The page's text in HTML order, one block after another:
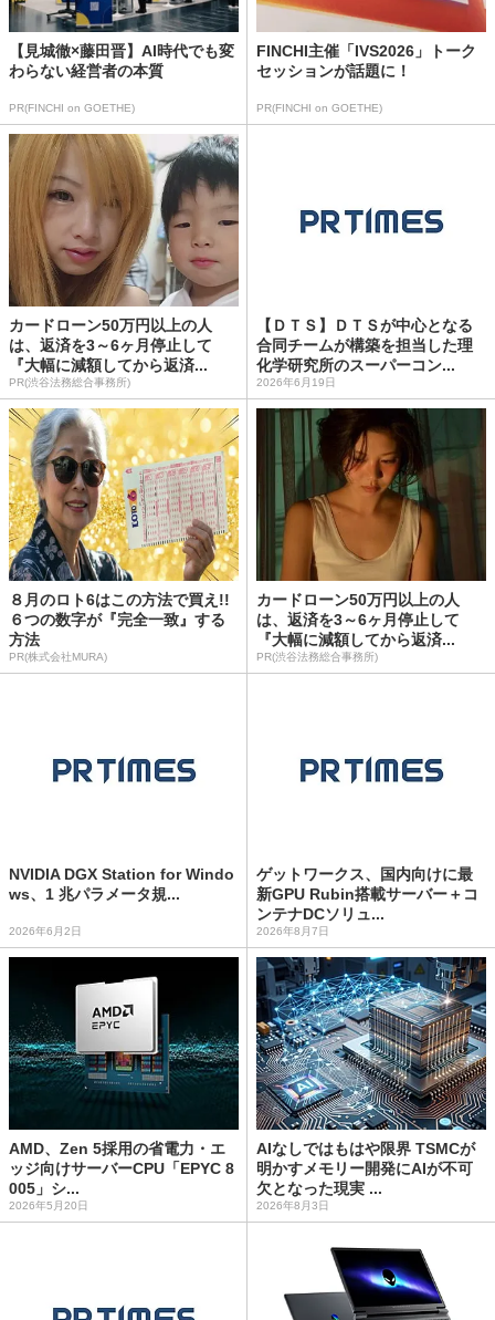
【見城徹×藤田晋】AI時代でも変
わらない経営者の本質
PR(FINCHI on GOETHE)
FINCHI主催「IVS2026」トーク
セッションが話題に！
PR(FINCHI on GOETHE)
カードローン50万円以上の人
は、返済を3～6ヶ月停止して
『大幅に減額してから返済...
PR(渋谷法務総合事務所)
【ＤＴＳ】ＤＴＳが中心となる
合同チームが構築を担当した理
化学研究所のスーパーコン...
2026年6月19日
８月のロト6はこの方法で買え!!
６つの数字が『完全一致』する
方法
PR(株式会社MURA)
カードローン50万円以上の人
は、返済を3～6ヶ月停止して
『大幅に減額してから返済...
PR(渋谷法務総合事務所)
NVIDIA DGX Station for Windo
ws、1 兆パラメータ規...
2026年6月2日
ゲットワークス、国内向けに最
新GPU Rubin搭載サーバー＋コ
ンテナDCソリュ...
2026年8月7日
AMD、Zen 5採用の省電力・エ
ッジ向けサーバーCPU「EPYC 8
005」シ...
2026年5月20日
AIなしではもはや限界 TSMCが
明かすメモリー開発にAIが不可
欠となった現実 ...
2026年8月3日